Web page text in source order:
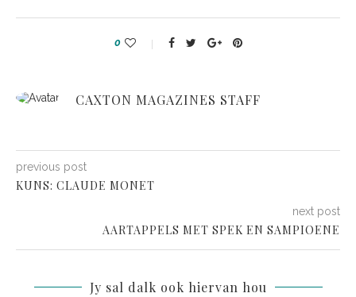
0
CAXTON MAGAZINES STAFF
previous post
KUNS: CLAUDE MONET
next post
AARTAPPELS MET SPEK EN SAMPIOENE
Jy sal dalk ook hiervan hou